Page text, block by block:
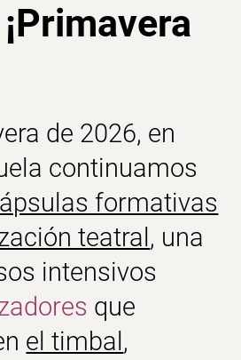
de 2026, en
continuamos
formativas
teatral , una
intensivos
que
el timbal ,